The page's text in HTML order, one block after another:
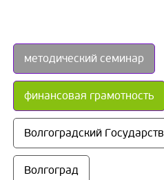
методический семинар
финансовая грамотность
Волгоградский
Волгоград